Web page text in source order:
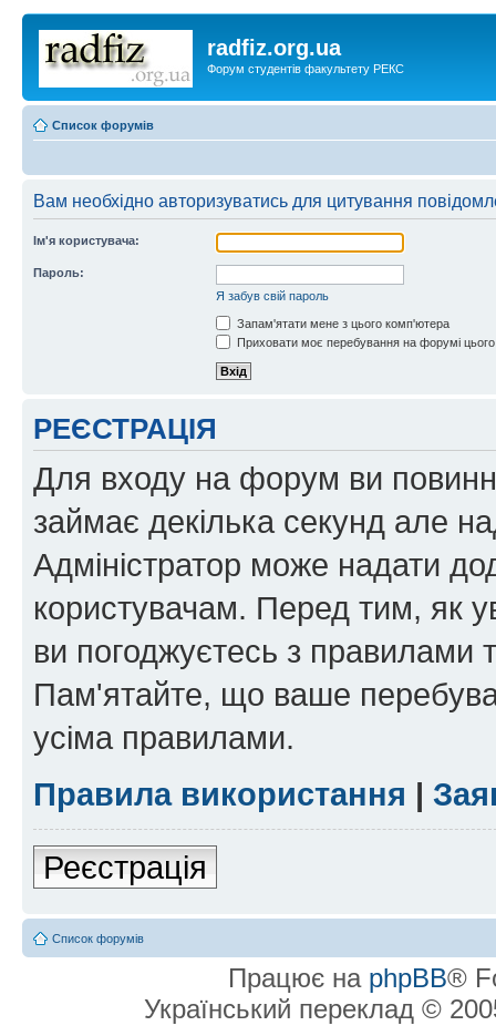
radfiz.org.ua
Форум студентів факультету РЕКС
Список форумів
Вам необхідно авторизуватись для цитування
Ім'я користувача:
Пароль:
Я забув свій пароль
Запам'ятати мене з цього комп'ютера
Приховати моє перебування на форумі
РЕЄСТРАЦІЯ
Для входу на форум ви
займає декілька секунд але
Адміністратор може надати
користувачам. Перед тим, як
ви погоджуєтесь з правилами
Пам'ятайте, що ваше
усіма правилами.
Правила використання |
Реєстрація
Список форумів
Працює на phpBB®
Український переклад ©